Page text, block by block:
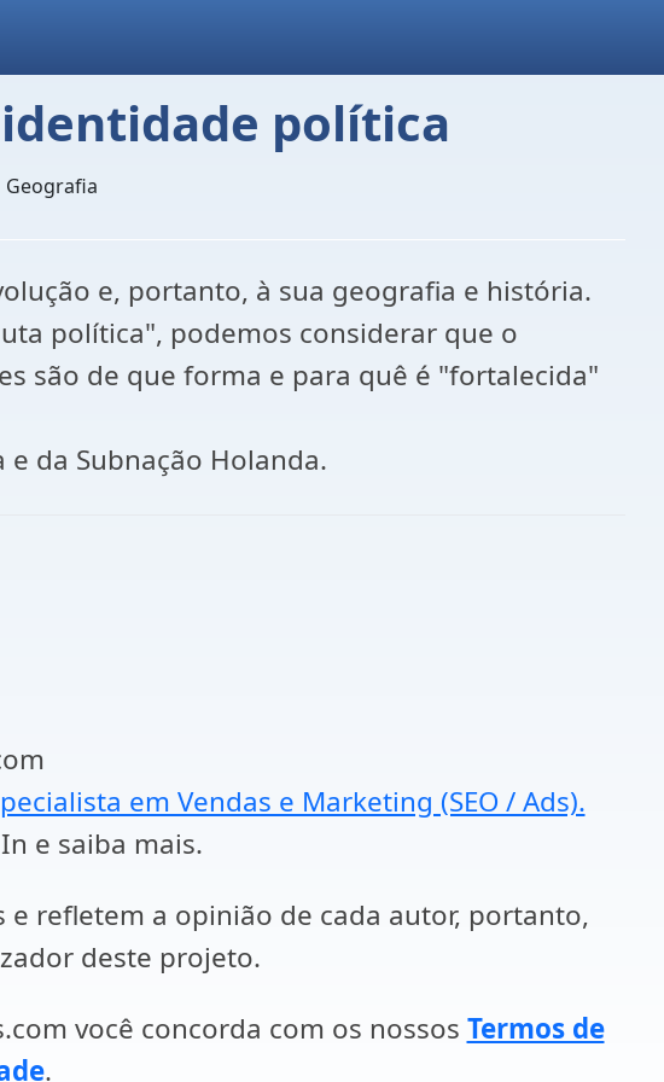
política
e, portanto, à sua geografia e história.
política", podemos considerar que o
são de que forma e para quê é "fortalecida"
da Subnação Holanda.
em Vendas e Marketing (SEO / Ads).
e saiba mais.
refletem a opinião de cada autor, portanto,
deste projeto.
você concorda com os nossos Termos de
.